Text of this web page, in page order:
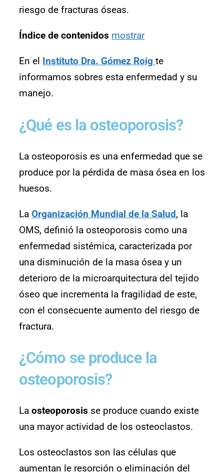
riesgo de fracturas óseas.
Índice de contenidos mostrar
En el Instituto Dra. Gómez Roig te
informamos sobres esta enfermedad y su
manejo.
¿Qué es la osteoporosis?
La osteoporosis es una enfermedad que se
produce por la pérdida de masa ósea en los
huesos.
La Organización Mundial de la Salud, la
OMS, definió la osteoporosis como una
enfermedad sistémica, caracterizada por
una disminución de la masa ósea y un
deterioro de la microarquitectura del tejido
óseo que incrementa la fragilidad de este,
con el consecuente aumento del riesgo de
fractura.
¿Cómo se produce la
osteoporosis?
La osteoporosis se produce cuando existe
una mayor actividad de los osteoclastos.
Los osteoclastos son las células que
aumentan le resorción o eliminación del